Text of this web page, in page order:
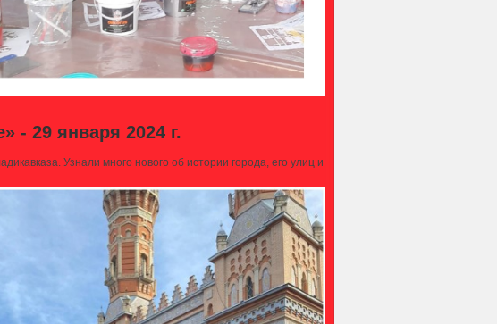
- 29 января 2024 г.
Узнали много нового об истории города, его улиц и